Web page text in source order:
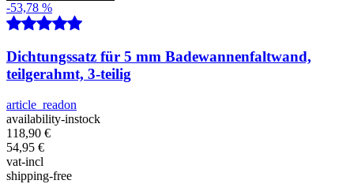
-53,78 %
Dichtungssatz für 5 mm Badewannenfaltwand,
teilgerahmt, 3-teilig
article_readon
availability-instock
118,90 €
54,95 €
vat-incl
shipping-free